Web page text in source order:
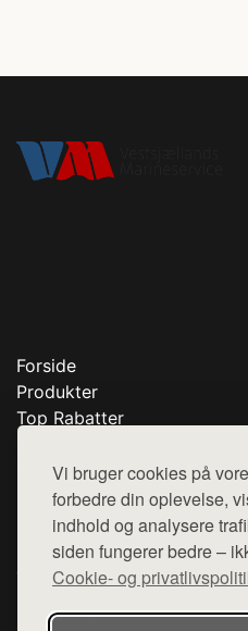
Vi bruger cookies på
forbedre din oplevelse,
indhold og analysere
siden fungerer bedre –
Cookie- og
Forside
Produkter
Top Rabatter
Kontakt
Denne side er en del af